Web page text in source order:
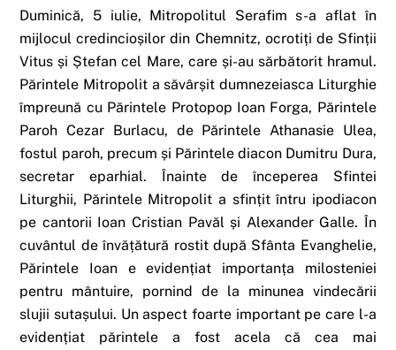
Duminică, 5 iulie, Mitropolitul Serafim s-a aflat în
mijlocul credincioșilor din Chemnitz, ocrotiți de Sfinții
Vitus și Ștefan cel Mare, care și-au sărbătorit hramul.
Părintele Mitropolit a săvârșit dumnezeiasca Liturghie
împreună cu Părintele Protopop Ioan Forga, Părintele
Paroh Cezar Burlacu, de Părintele Athanasie Ulea,
fostul paroh, precum și Părintele diacon Dumitru Dura,
secretar eparhial. Înainte de începerea Sfintei
Liturghii, Părintele Mitropolit a sfințit întru ipodiacon
pe cantorii Ioan Cristian Pavăl și Alexander Galle. În
cuvântul de învățătură rostit după Sfânta Evanghelie,
Părintele Ioan e evidențiat importanța milosteniei
pentru mântuire, pornind de la minunea vindecării
slujii sutașului. Un aspect foarte important pe care l-a
evidențiat părintele a fost acela că cea mai